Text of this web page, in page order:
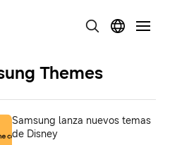
Themes
Samsung lanza nuevos temas
de Disney